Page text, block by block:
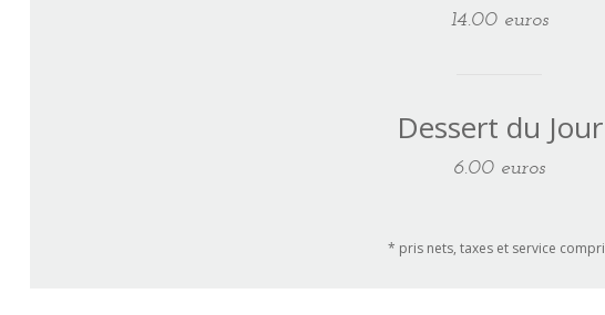
14.00 euros
Dessert du Jour
6.00 euros
* pris nets, taxes et service